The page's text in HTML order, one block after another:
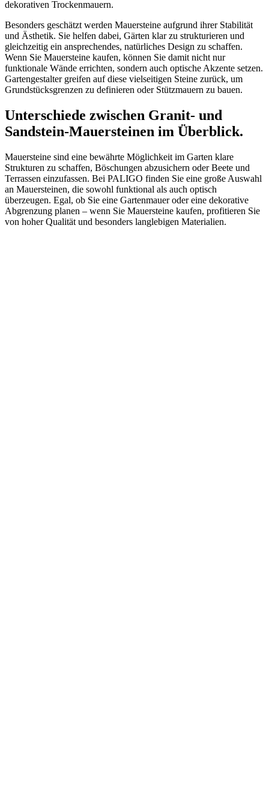
dekorativen Trockenmauern.
Besonders geschätzt werden Mauersteine aufgrund ihrer Stabilität
und Ästhetik. Sie helfen dabei, Gärten klar zu strukturieren und
gleichzeitig ein ansprechendes, natürliches Design zu schaffen.
Wenn Sie Mauersteine kaufen, können Sie damit nicht nur
funktionale Wände errichten, sondern auch optische Akzente setzen.
Gartengestalter greifen auf diese vielseitigen Steine zurück, um
Grundstücksgrenzen zu definieren oder Stützmauern zu bauen.
Unterschiede zwischen Granit- und
Sandstein-Mauersteinen im Überblick.
Mauersteine sind eine bewährte Möglichkeit im Garten klare
Strukturen zu schaffen, Böschungen abzusichern oder Beete und
Terrassen einzufassen. Bei PALIGO finden Sie eine große Auswahl
an Mauersteinen, die sowohl funktional als auch optisch
überzeugen. Egal, ob Sie eine Gartenmauer oder eine dekorative
Abgrenzung planen – wenn Sie Mauersteine kaufen, profitieren Sie
von hoher Qualität und besonders langlebigen Materialien.